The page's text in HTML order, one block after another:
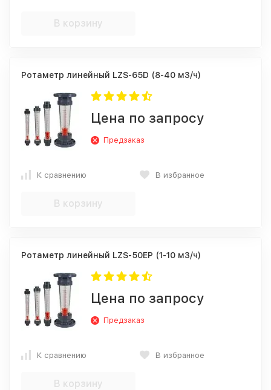
В корзину
Ротаметр линейный LZS-65D (8-40 м3/ч)
Цена по запросу
Предзаказ
К сравнению В избранное
В корзину
Ротаметр линейный LZS-50EP (1-10 м3/ч)
Цена по запросу
Предзаказ
К сравнению В избранное
В корзину